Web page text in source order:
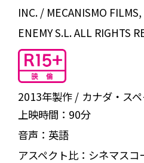
INC. / MECANISMO
ENEMY S.L. ALL RIGHTS
2013年製作
カナダ・ス
上映時間： 90分
音声： 英語
アスペクト比： シネマスコ